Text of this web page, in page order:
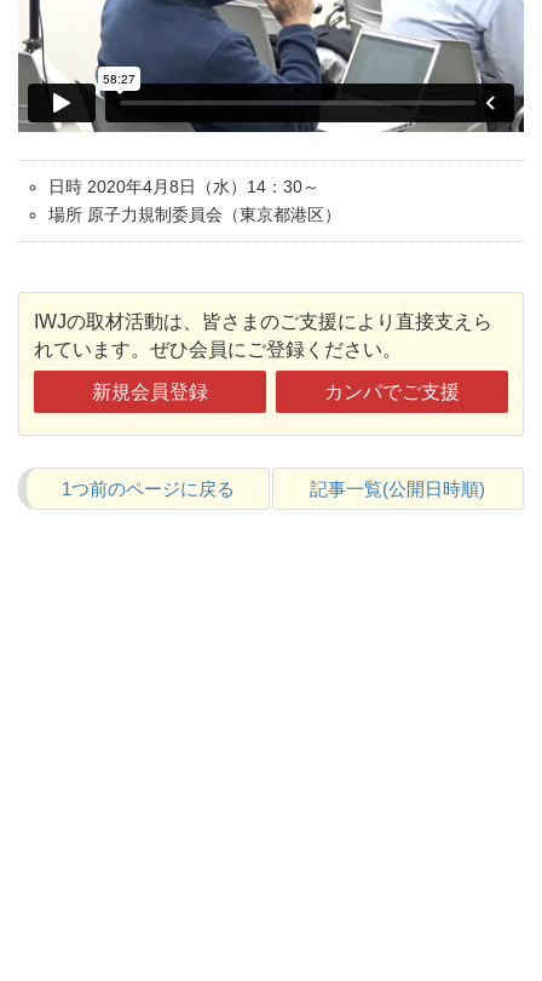
日時 2020年4月8日（水）14：30～
場所 原子力規制委員会（東京都港区）
IWJの取材活動は、皆さまのご支援により直接支えら
れています。ぜひ会員にご登録ください。
新規会員登録 カンパでご支援
1つ前のページに戻る 記事一覧(公開日時順)